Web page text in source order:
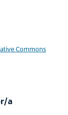
Commons
a